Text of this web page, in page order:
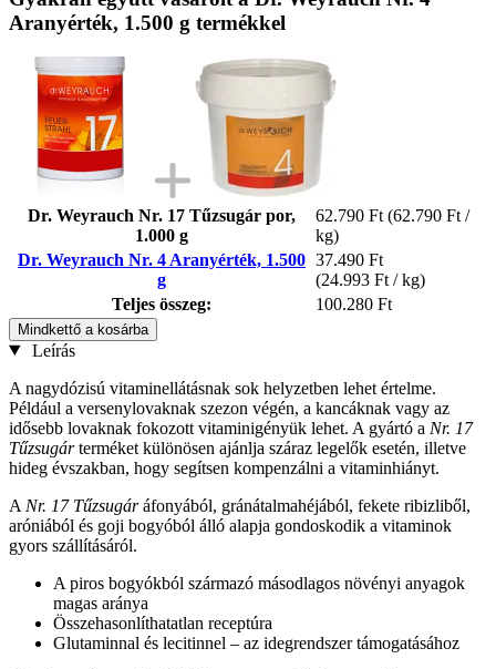
Aranyérték, 1.500 g termékkel
Dr. Weyrauch Nr. 17 Tűzsugár por,
1.000 g
62.790 Ft (62.790 Ft /
kg)
Dr. Weyrauch Nr. 4 Aranyérték, 1.500
g
37.490 Ft
(24.993 Ft / kg)
Teljes összeg:
100.280 Ft
Mindkettő a kosárba
Leírás
A nagydózisú vitaminellátásnak sok helyzetben lehet értelme.
Például a versenylovaknak szezon végén, a kancáknak vagy az
idősebb lovaknak fokozott vitaminigényük lehet. A gyártó a Nr. 17
Tűzsugárterméket különösen ajánlja száraz legelők esetén, illetve
hideg évszakban, hogy segítsen kompenzálni a vitaminhiányt.
A Nr. 17 Tűzsugáráfonyából, gránátalmahéjából, fekete ribizliből,
aróniából és goji bogyóból álló alapja gondoskodik a vitaminok
gyors szállításáról.
A piros bogyókból származó másodlagos növényi anyagok
magas aránya
Összehasonlíthatatlan receptúra
Glutaminnal és lecitinnel – az idegrendszer támogatásához